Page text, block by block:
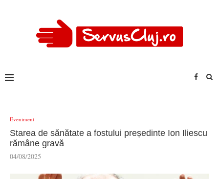
Eveniment
Starea de sănătate a fostului președinte Ion Iliescu
rămâne gravă
04/08/2025